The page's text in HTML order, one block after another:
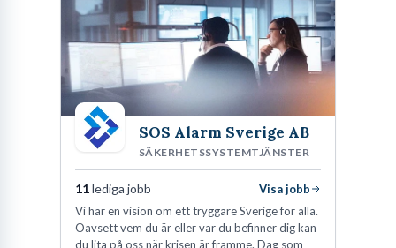
spännande arbetsplatser!
SOS Alarm Sverige AB
SÄKERHETSSYSTEMTJÄNSTER
11lediga jobb
Visa jobb
Vi har en vision om ett tryggare Sverige för alla.
Oavsett vem du är eller var du befinner dig kan
du lita på oss när krisen är framme. Dag som